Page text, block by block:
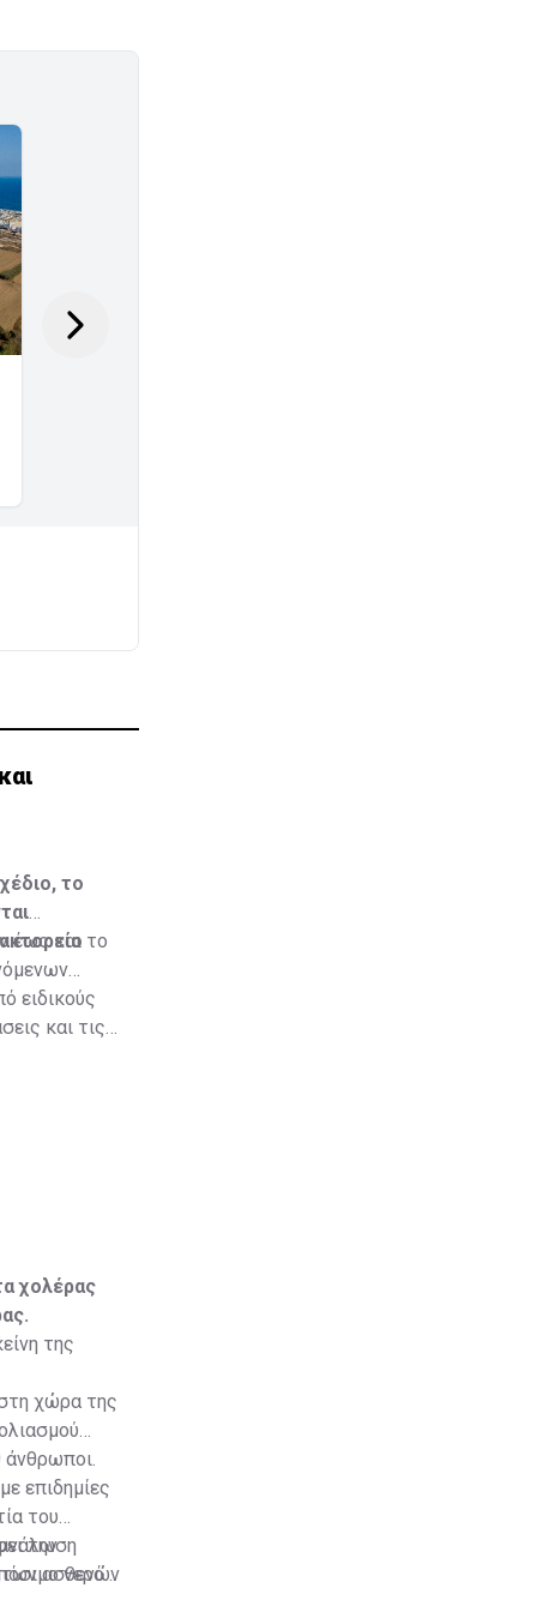
το
έως και το
ειδικούς
και τις
χολέρας
της
χώρα της
άνθρωποι.
επιδημίες
του
των ασθενών
την
νερό